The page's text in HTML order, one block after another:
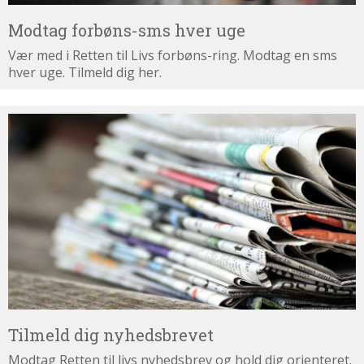
Modtag forbøns-sms hver uge
Vær med i Retten til Livs forbøns-ring. Modtag en sms
hver uge. Tilmeld dig her.
Tilmeld
dig
nyhedsbrevet
Tilmeld dig nyhedsbrevet
Modtag Retten til livs nyhedsbrev og hold dig orienteret.